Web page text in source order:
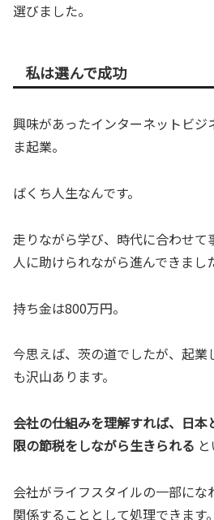
選びました。
私は選んで成功
興味があったインターネットビジ
ま起業。
ばくち人生なんです。
走りながら学び、時代に合わせて
人に助けられながら進んできまし
持ち金は800万円。
今思えば、茨の道でしたが、起業
も沢山あります。
会社の仕組みを理解すれば、日
限の節税をしながら生きられる
会社がライフスタイルの一部に
関係することとして処理できます。